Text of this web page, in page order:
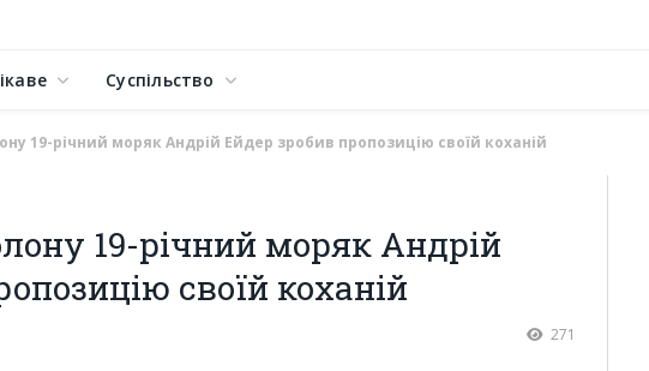
Суспільство
19-річний моряк Андрій Ейдер зробив пропозицію своїй коханій
19-річний моряк Андрій
своїй коханій
271